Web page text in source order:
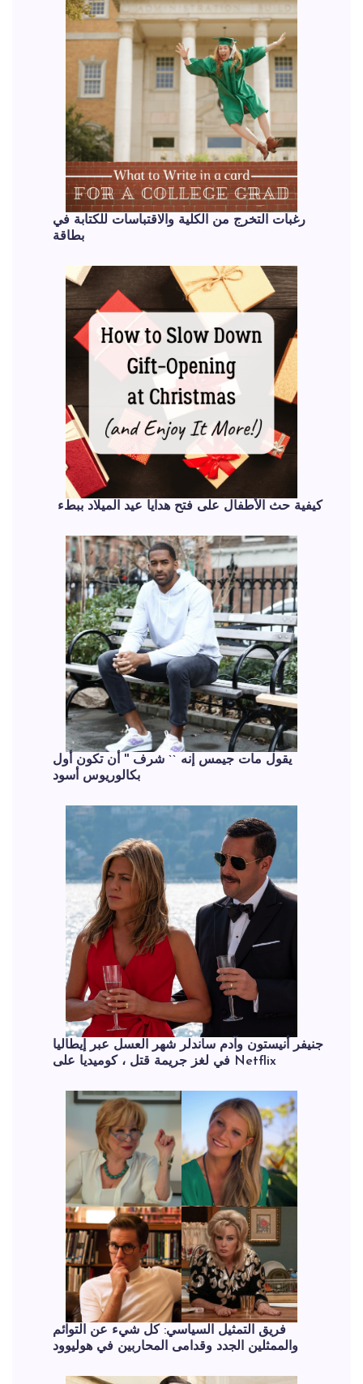
رغبات التخرج من الكلية والاقتباسات للكتابة في
بطاقة
كيفية حث الأطفال على فتح هدايا عيد الميلاد ببطء
يقول مات جيمس إنه `` شرف '' أن تكون أول
بكالوريوس أسود
جنيفر أنيستون وآدم ساندلر شهر العسل عبر إيطاليا
في لغز جريمة قتل ، كوميديا ​​على Netflix
فريق التمثيل السياسي: كل شيء عن التوائم
والممثلين الجدد وقدامى المحاربين في هوليوود